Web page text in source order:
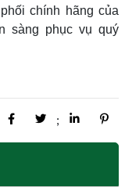
chính hãng của
sàng phục vụ quý
;